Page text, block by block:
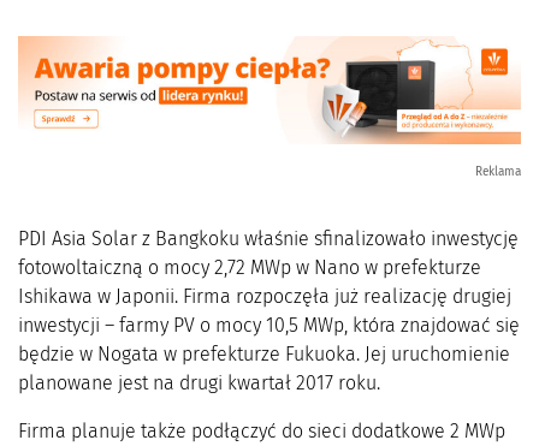
Reklama
PDI Asia Solar z Bangkoku właśnie sfinalizowało inwestycję
fotowoltaiczną o mocy 2,72 MWp w Nano w prefekturze
Ishikawa w Japonii. Firma rozpoczęła już realizację drugiej
inwestycji – farmy PV o mocy 10,5 MWp, która znajdować się
będzie w Nogata w prefekturze Fukuoka. Jej uruchomienie
planowane jest na drugi kwartał 2017 roku.
Firma planuje także podłączyć do sieci dodatkowe 2 MWp